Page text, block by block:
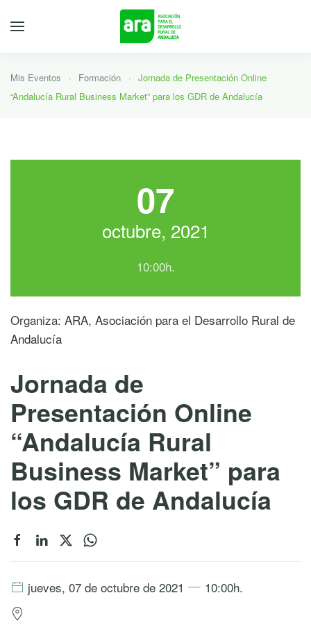
Mis Eventos Formación
Jornada de Presentación Online
“Andalucía Rural Business Market” para los GDR de Andalucía
07
octubre, 2021
10:00h.
Organiza: ARA, Asociación para el Desarrollo Rural de
Andalucía
Jornada de
Presentación Online
“Andalucía Rural
Business Market” para
los GDR de Andalucía
jueves, 07 de octubre de 2021 10:00h.